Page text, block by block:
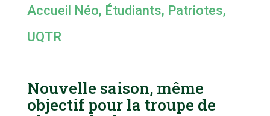
Accueil Néo, Étudiants, Patriotes,
UQTR
Nouvelle saison, même
objectif pour la troupe de